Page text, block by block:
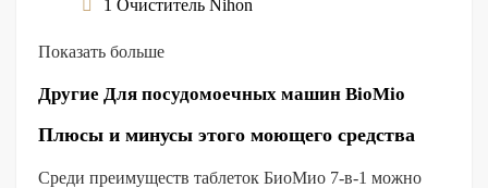
1 Очиститель Nihon
Показать больше
Другие Для посудомоечных машин BioMio
Плюсы и минусы этого моющего средства
Среди преимуществ таблеток БиоМио 7-в-1 можно